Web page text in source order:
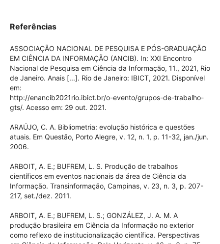
Doutor em Ciência da Informação pela Universidade de
Referências
ASSOCIAÇÃO NACIONAL DE PESQUISA E PÓS-GRADUAÇÃO
EM CIÊNCIA DA INFORMAÇÃO (ANCIB). In: XXI Encontro
Nacional de Pesquisa em Ciência da Informação, 11., 2021,
Disponível em:
http://enancib2021rio.ibict.br/o-evento/grupos-de-trabalho-
gts/. Acesso em: 29 out. 2021.
ARAÚJO, C. A. Bibliometria: evolução histórica e questões
atuais. Em Questão, Porto Alegre, v. 12, n. 1, p. 11-32,
jan./jun. 2006.
científicos em eventos nacionais da área de Ciência da
Informação. Transinformação, Campinas, v. 23, n. 3, p. 207-
217, set./dez. 2011.